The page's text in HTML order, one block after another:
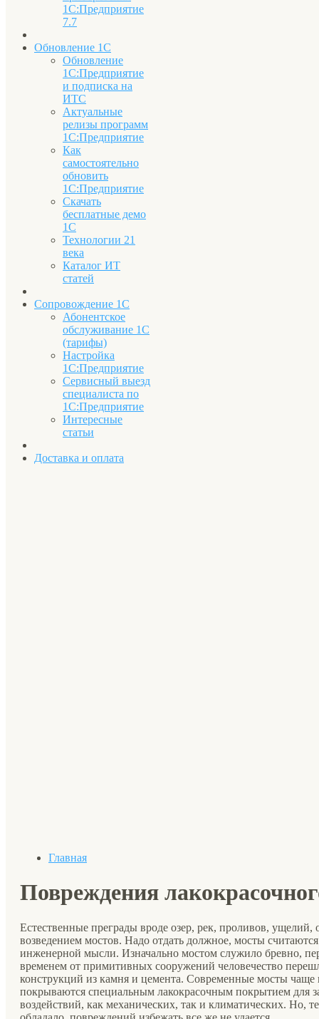
1С:Предприятие
7.7
Обновление 1С
Обновление
1С:Предприятие
и подписка на
ИТС
Актуальные
релизы программ
1С:Предприятие
Как
самостоятельно
обновить
1С:Предприятие
Скачать
бесплатные демо
1С
Технологии 21
века
Каталог ИТ
статей
Сопровождение 1С
Абонентское
обслуживание 1С
(тарифы)
Настройка
1С:Предприятие
Сервисный выезд
специалиста по
1С:Предприятие
Интересные
статьи
Доставка и оплата
Главная
Повреждения
Естественные преграды вроде озер, рек, проливов, ущелий,
возведением мостов. Надо отдать должное, мосты
инженерной мысли. Изначально мостом служило бревно,
временем от примитивных сооружений человечество
конструкций из камня и цемента. Современные мосты чаще
покрываются специальным лакокрасочным покрытием для
воздействий, как механических, так и климатических. Но,